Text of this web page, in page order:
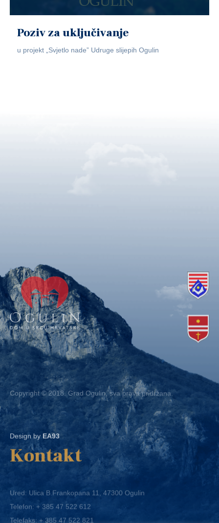
Poziv za uključivanje
u projekt „Svjetlo nade” Udruge slijepih Ogulin
Copyright © 2018. Grad Ogulin, sva prava pridržana.
Design byEA93
Kontakt
Ured: Ulica B.Frankopana 11, 47300 Ogulin
Telefon:+ 385 47 522 612
Telefaks:+ 385 47 522 821
E-mail:grad-ogulin@ogulin.hr